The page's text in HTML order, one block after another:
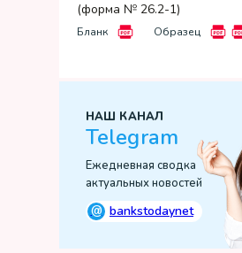
(форма № 26.2-1)
Бланк Образец
НАШ КАНАЛ
Telegram
Ежедневная сводка
актуальных новостей
@ bankstodaynet